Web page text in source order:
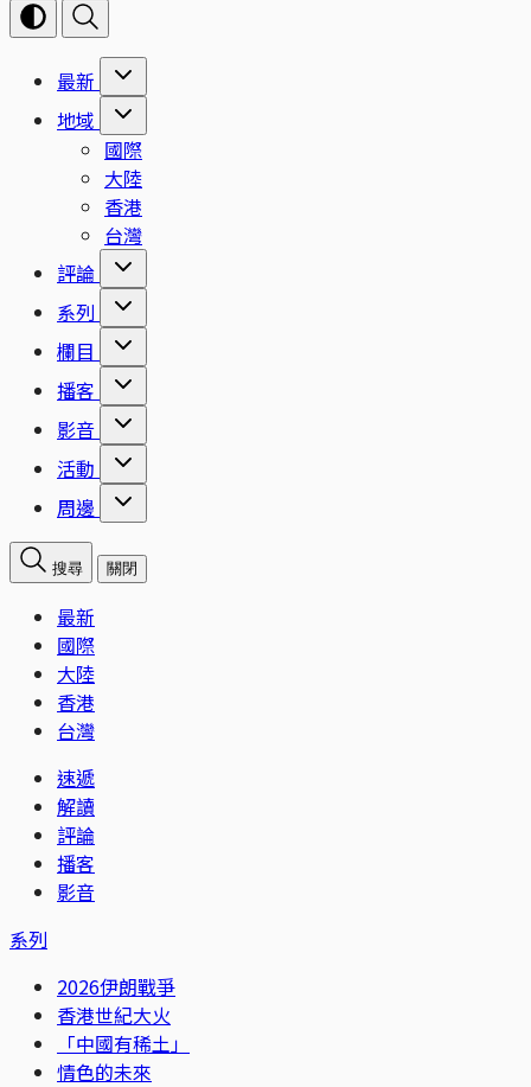
最新
地域
國際
大陸
香港
台灣
評論
系列
欄目
播客
影音
活動
周邊
搜尋 關閉
最新
國際
大陸
香港
台灣
速遞
解讀
評論
播客
影音
系列
2026伊朗戰爭
香港世紀大火
「中國有稀土」
情色的未來